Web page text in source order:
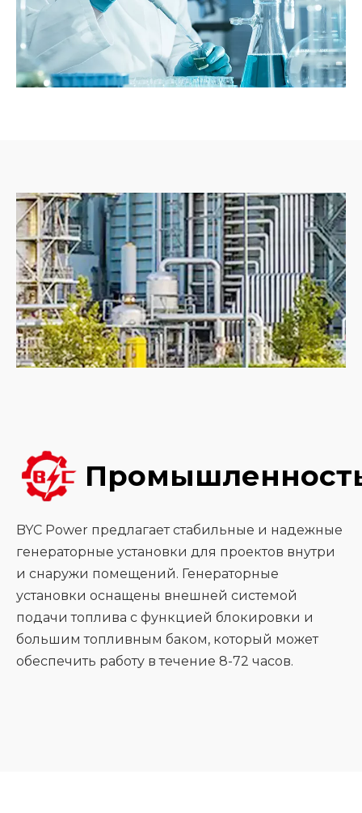
BYC Power предлагает стабильные и надежные
генераторные установки для проектов внутри
и снаружи помещений. Генераторные
установки оснащены внешней системой
подачи топлива с функцией блокировки и
большим топливным баком, который может
обеспечить работу в течение 8-72 часов.